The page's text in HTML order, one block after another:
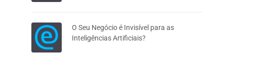
O Seu Negócio é Invisível para as
Inteligências Artificiais?